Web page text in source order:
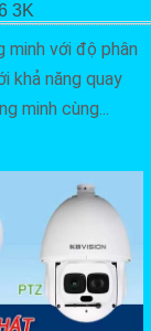
3K
minh với độ phân
khả năng quay
minh cùng...